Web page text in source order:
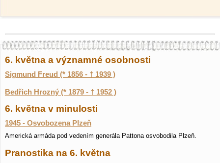
6. května a významné osobnosti
Sigmund Freud (* 1856 - † 1939 )
Bedřich Hrozný (* 1879 - † 1952 )
6. května v minulosti
1945 - Osvobozena Plzeň
Americká armáda pod vedením generála Pattona osvobodila Plzeň.
Pranostika na 6. května